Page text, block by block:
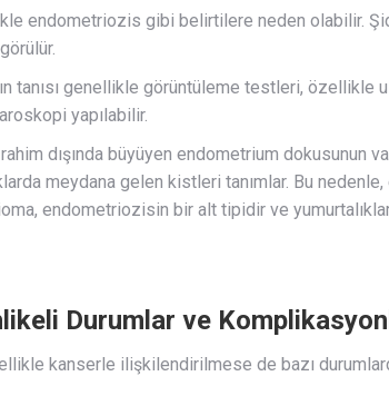
endometriozis gibi belirtilere neden olabilir.
tanısı genellikle görüntüleme testleri, özellikle
yapılabilir.
dışında büyüyen endometrium dokusunun
meydana gelen kistleri tanımlar. Bu
endometriozisin bir alt tipidir ve
Durumlar ve
kanserle ilişkilendirilmese de bazı